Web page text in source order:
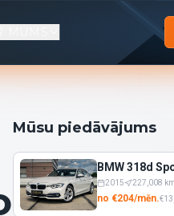
Mūsu piedāvājums
BMW 318d
2015 227,008 km
no €204/mēn.€